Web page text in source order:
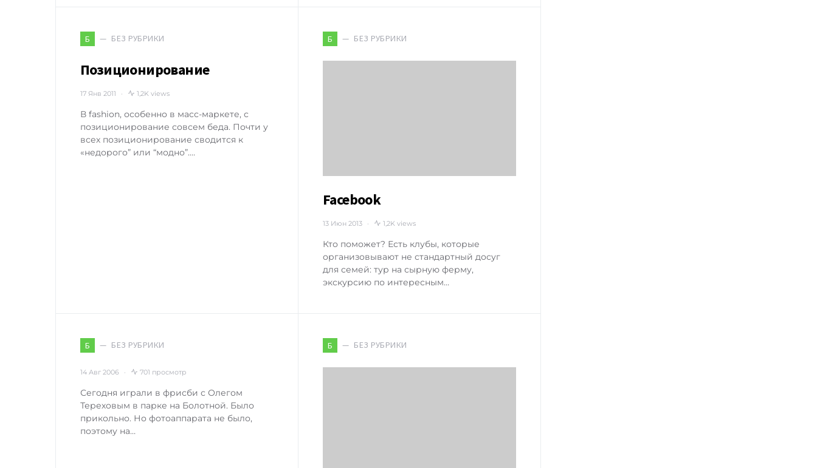
Б БЕЗ РУБРИКИ
Позиционирование
17 Янв 2011 1,2K views
В fashion, особенно в масс-маркете, с
позиционирование совсем беда. Почти у
всех позиционирование сводится к
«недорого” или “модно”.…
Б БЕЗ РУБРИКИ
Facebook
13 Июн 2013 1,2K views
Кто поможет? Есть клубы, которые
организовывают не стандартный досуг
для семей: тур на сырную ферму,
экскурсию по интересным…
Б БЕЗ РУБРИКИ
14 Авг 2006 701 просмотр
Сегодня играли в фрисби с Олегом
Тереховым в парке на Болотной. Было
прикольно. Но фотоаппарата не было,
поэтому на…
Б БЕЗ РУБРИКИ